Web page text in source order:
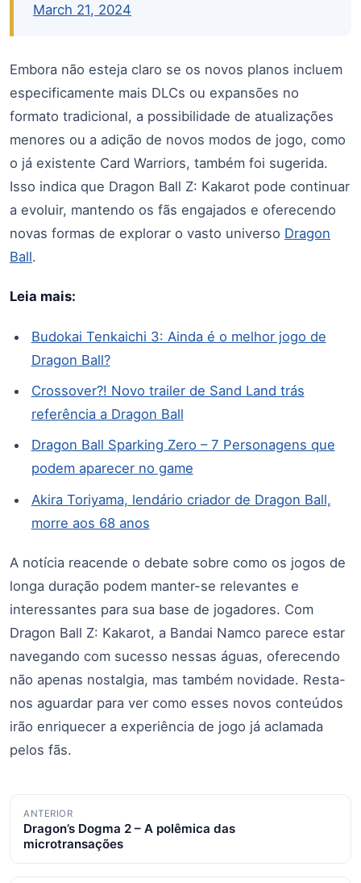
March 21, 2024
Embora não esteja claro se os novos planos incluem
especificamente mais DLCs ou expansões no
formato tradicional, a possibilidade de atualizações
menores ou a adição de novos modos de jogo, como
o já existente Card Warriors, também foi sugerida.
Isso indica que Dragon Ball Z: Kakarot pode continuar
a evoluir, mantendo os fãs engajados e oferecendo
novas formas de explorar o vasto universo Dragon
Ball.
Leia mais:
Budokai Tenkaichi 3: Ainda é o melhor jogo de
Dragon Ball?
Crossover?! Novo trailer de Sand Land trás
referência a Dragon Ball
Dragon Ball Sparking Zero – 7 Personagens que
podem aparecer no game
Akira Toriyama, lendário criador de Dragon Ball,
morre aos 68 anos
A notícia reacende o debate sobre como os jogos de
longa duração podem manter-se relevantes e
interessantes para sua base de jogadores. Com
Dragon Ball Z: Kakarot, a Bandai Namco parece estar
navegando com sucesso nessas águas, oferecendo
não apenas nostalgia, mas também novidade. Resta-
nos aguardar para ver como esses novos conteúdos
irão enriquecer a experiência de jogo já aclamada
pelos fãs.
Navegação
de
posts
ANTERIOR
Dragon’s Dogma 2 – A polêmica das
microtransações